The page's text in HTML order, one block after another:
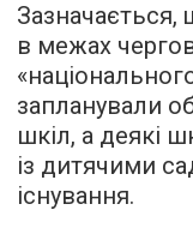
Зазначається,
в межах
запланували
шкіл, а деякі
із дитячими
існування.